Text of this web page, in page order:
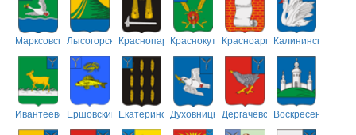
МарксовскийЛысогорскийКраснопартизанский
КраснокутскийКрасноармейский
Калининский
ИвантеевскийЕршовский ЕкатериновскийДуховницкийДергачёвскийВоскресенский